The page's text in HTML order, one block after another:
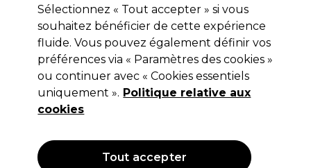
Retinol
Retinol Hydratant à la Vitamine C
63g
(1)
14,99 €Hors TVA
Sélectionnez « Tout accepter » si vous
souhaitez bénéficier de cette expérience
fluide. Vous pouvez également définir vos
préférences via « Paramètres des cookies »
ou continuer avec « Cookies essentiels
uniquement ». Politique relative aux
cookies
Tout accepter